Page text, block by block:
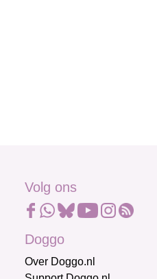
Volg ons
Doggo
Over Doggo.nl